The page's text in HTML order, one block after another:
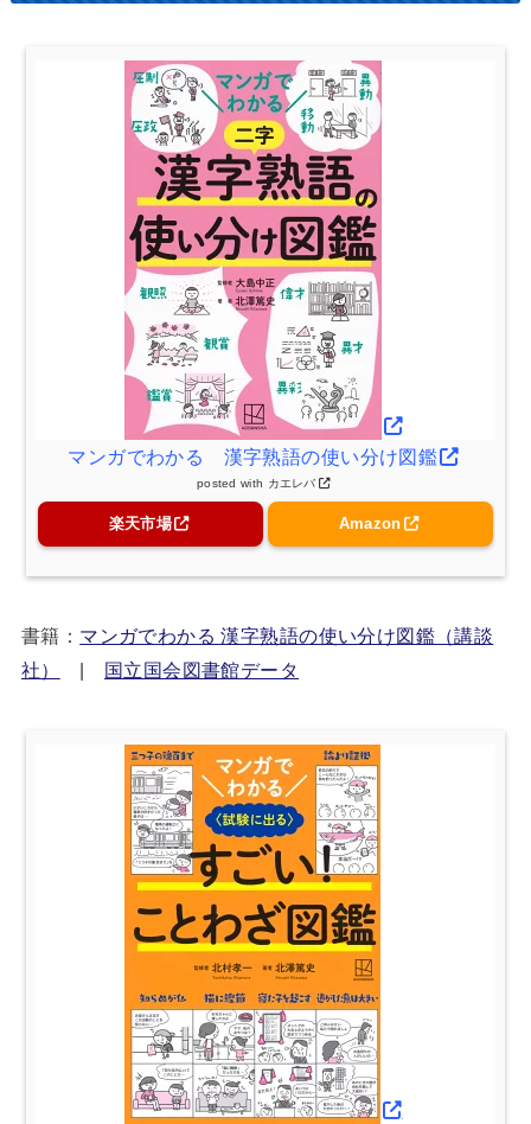
マンガでわかる 漢字熟語の使い分け図鑑
posted with カエレバ
楽天市場 Amazon
書籍： マンガでわかる 漢字熟語の使い分け図鑑（講談
社）
| 国立国会図書館データ